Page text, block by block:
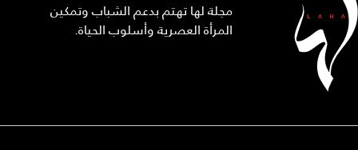
مجلة لها تهتم بدعم الشباب وتمكين
المرأة العصرية وأسلوب الحياة.